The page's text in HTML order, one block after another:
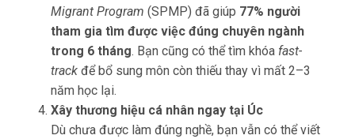
Migrant Program (SPMP) đã giúp 77% người
tham gia tìm được việc đúng chuyên ngành
trong 6 tháng. Bạn cũng có thể tìm khóa fast-
track để bổ sung môn còn thiếu thay vì mất 2–3
năm học lại.
Xây thương hiệu cá nhân ngay tại Úc
Dù chưa được làm đúng nghề, bạn vẫn có thể viết